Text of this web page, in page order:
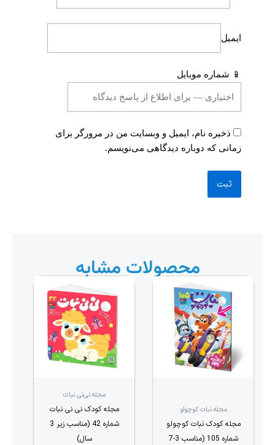
ایمیل
📱 شماره موبایل
ذخیره نام، ایمیل و وبسایت من در مرورگر برای
زمانی که دوباره دیدگاهی می‌نویسم.
محصولات مشابه
مجله نبات کوچولو
مجله کودک نبات کوچولو
شماره 105 (مناسب 3-7
مجله نی‌نی نبات
مجله کودک نی نی نبات
شماره 42 (مناسب زیر 3
سال)